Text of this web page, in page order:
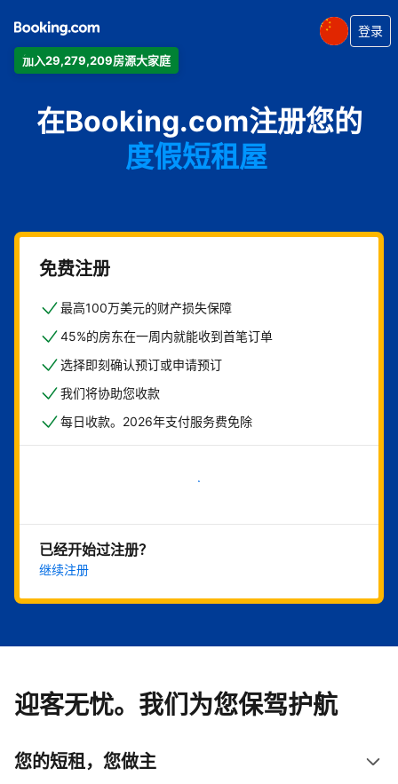
加入29,279,209房源大家庭
登录
在Booking.com注册您的
公寓
酒店
度假短租屋
住宿加早餐旅馆
免费注册
最高100万美元的财产损失保障
45%的房东在一周内就能收到首笔订单
选择即刻确认预订或申请预订
我们将协助您收款
每日收款。2026年支付服务费免除
立即开始
已经开始过注册？
继续注册
迎客无忧。我们为您保驾护航
您的短租，您做主